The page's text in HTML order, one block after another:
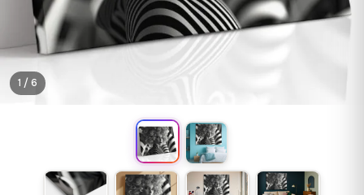
1 / 6